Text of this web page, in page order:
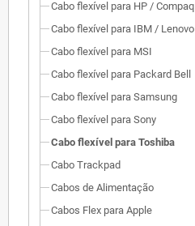
Cabo flexível para HP / Compaq
Cabo flexível para IBM / Lenovo
Cabo flexível para MSI
Cabo flexível para Packard Bell
Cabo flexível para Samsung
Cabo flexível para Sony
Cabo flexível para Toshiba
Cabo Trackpad
Cabos de Alimentação
Cabos Flex para Apple